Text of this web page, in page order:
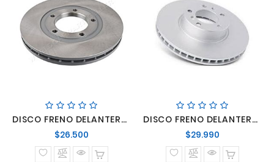
DISCO FRENO DELANTERO VENTILADO KIA FRONTIER 2011/2021 2.5/2.9
$26.500
normal
DISCO FRENO DELANTERO VENTILADO PORTER 96> 1.25 TON AU TODOS 1993..2004../
$29.990
normal